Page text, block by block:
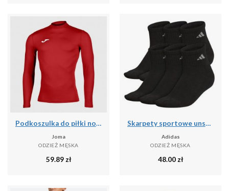
Podkoszulka do piłki nożnej dla dorosłych Joma Brama Academy z długim rękawem
Joma
ODZIEŻ MĘSKA
59.89zł
Skarpety sportowe unsex Adidas PER ANKLE AA2321 3-PAK
Adidas
ODZIEŻ MĘSKA
48.00zł